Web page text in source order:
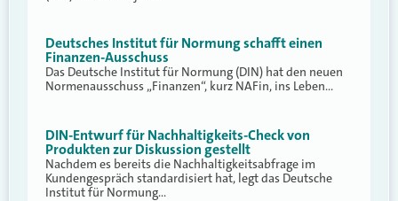
Deutsches Institut für Normung schafft einen
Finanzen-Ausschuss
Das Deutsche Institut für Normung (DIN) hat den neuen
Normenausschuss „Finanzen“, kurz NAFin, ins Leben…
DIN-Entwurf für Nachhaltigkeits-Check von
Produkten zur Diskussion gestellt
Nachdem es bereits die Nachhaltigkeitsabfrage im
Kundengespräch standardisiert hat, legt das Deutsche
Institut für Normung…